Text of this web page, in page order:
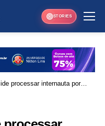
STORIES
processar internauta por